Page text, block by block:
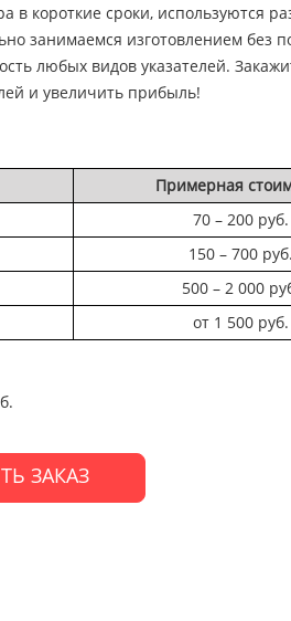
в короткие сроки, используются
занимаемся изготовлением без
любых видов указателей.
и увеличить прибыль!
Примерная
70 – 200 руб.
150 – 700 руб.
500 – 2 000
от 1 500 руб.
ЗАКАЗ